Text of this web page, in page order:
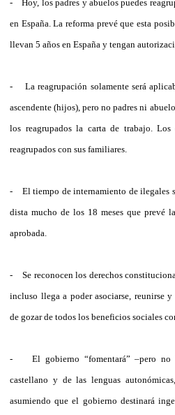
- Hoy, los padres y abuelos puedes
en España. La reforma prevé que esta
llevan 5 años en España y tengan
- La reagrupación solamente será
ascendente (hijos), pero no padres ni
los reagrupados la carta de trabajo.
reagrupados con sus familiares.
- El tiempo de internamiento de ilegales
dista mucho de los 18 meses que prevé
aprobada.
- Se reconocen los derechos
incluso llega a poder asociarse, reunirse y
de gozar de todos los beneficios sociales
- El gobierno “fomentará” –pero no
castellano y de las lenguas
asumiendo que el gobierno destinará